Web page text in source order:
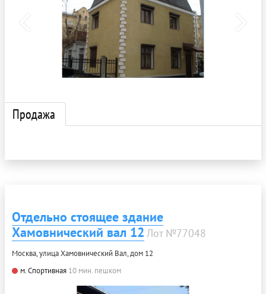
Продажа
Отдельно стоящее здание
Хамовнический вал 12 Лот №77048
Москва, улица Хамовнический Вал, дом 12
м. Спортивная 10 мин. пешком